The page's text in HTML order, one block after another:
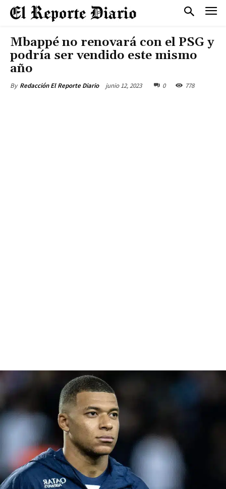
Mbappé no renovará con el PSG y
podría ser vendido este mismo
año
By Redacción El Reporte Diario junio 12, 2023 0 778